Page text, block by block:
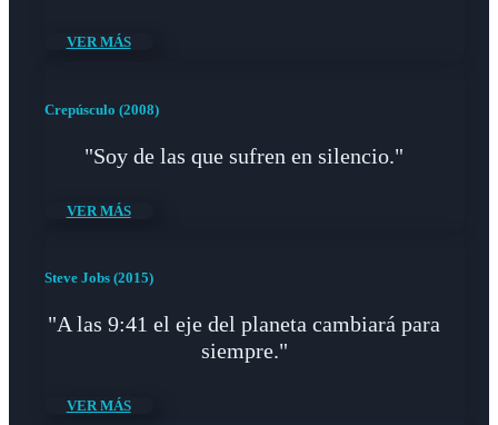
VER MÁS
Crepúsculo (2008)
"Soy de las que sufren en silencio."
VER MÁS
Steve Jobs (2015)
"A las 9:41 el eje del planeta cambiará para
siempre."
VER MÁS